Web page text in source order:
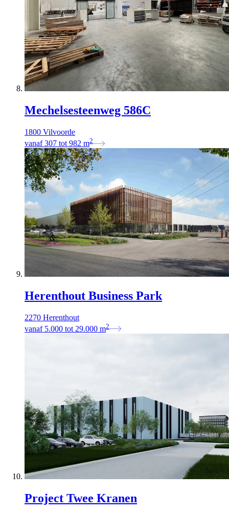
Mechelsesteenweg 586C
1800 Vilvoorde
vanaf 307 tot 982 m2
Herenthout Business Park
2270 Herenthout
vanaf 5.000 tot 29.000 m2
Project Twee Kranen